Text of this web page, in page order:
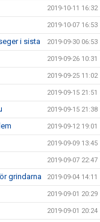
2019-10-11 16:32
2019-10-07 16:53
i sista 2019-09-30 06:53
2019-09-26 10:31
2019-09-25 11:02
2019-09-15 21:51
2019-09-15 21:38
2019-09-12 19:01
2019-09-09 13:45
2019-09-07 22:47
grindarna 2019-09-04 14:11
2019-09-01 20:29
2019-09-01 20:24